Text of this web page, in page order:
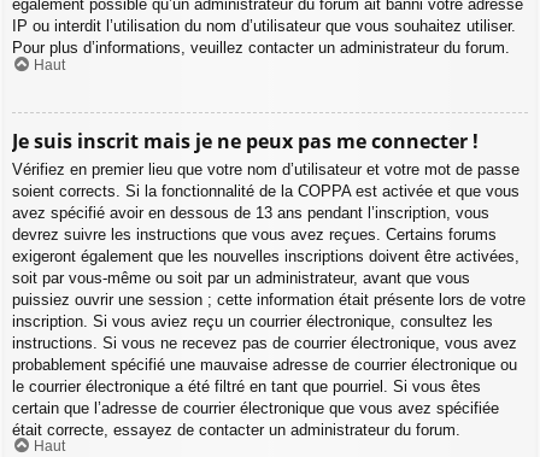
également possible qu’un administrateur du forum ait banni votre adresse
IP ou interdit l’utilisation du nom d’utilisateur que vous souhaitez utiliser.
Pour plus d’informations, veuillez contacter un administrateur du forum.
Haut
Je suis inscrit mais je ne peux pas me connecter !
Vérifiez en premier lieu que votre nom d’utilisateur et votre mot de passe
soient corrects. Si la fonctionnalité de la COPPA est activée et que vous
avez spécifié avoir en dessous de 13 ans pendant l’inscription, vous
devrez suivre les instructions que vous avez reçues. Certains forums
exigeront également que les nouvelles inscriptions doivent être activées,
soit par vous-même ou soit par un administrateur, avant que vous
puissiez ouvrir une session ; cette information était présente lors de votre
inscription. Si vous aviez reçu un courrier électronique, consultez les
instructions. Si vous ne recevez pas de courrier électronique, vous avez
probablement spécifié une mauvaise adresse de courrier électronique ou
le courrier électronique a été filtré en tant que pourriel. Si vous êtes
certain que l’adresse de courrier électronique que vous avez spécifiée
était correcte, essayez de contacter un administrateur du forum.
Haut